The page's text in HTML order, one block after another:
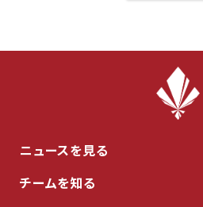
ニュースを見る
チームを知る